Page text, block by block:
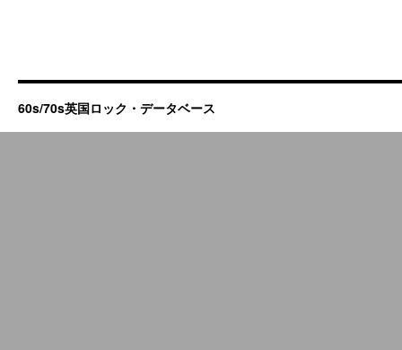
60s/70s英国ロック・データベース